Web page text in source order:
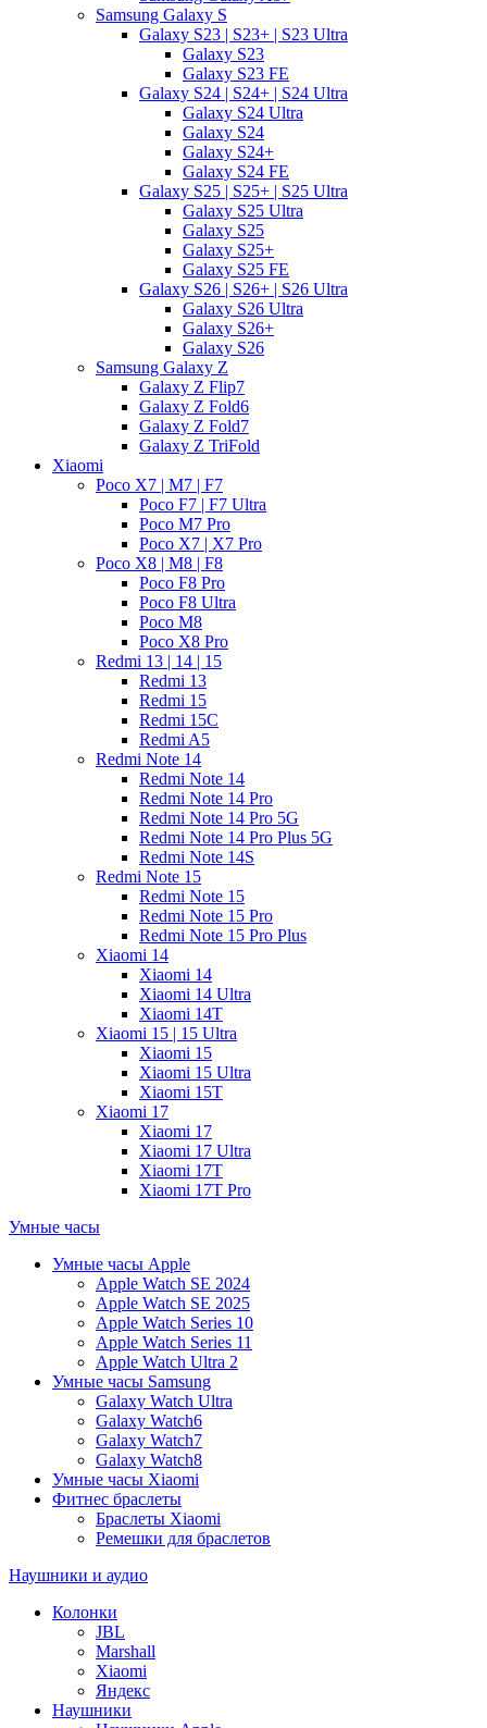
Samsung Galaxy S
Galaxy S23 | S23+ | S23 Ultra
Galaxy S23
Galaxy S23 FE
Galaxy S24 | S24+ | S24 Ultra
Galaxy S24 Ultra
Galaxy S24
Galaxy S24+
Galaxy S24 FE
Galaxy S25 | S25+ | S25 Ultra
Galaxy S25 Ultra
Galaxy S25
Galaxy S25+
Galaxy S25 FE
Galaxy S26 | S26+ | S26 Ultra
Galaxy S26 Ultra
Galaxy S26+
Galaxy S26
Samsung Galaxy Z
Galaxy Z Flip7
Galaxy Z Fold6
Galaxy Z Fold7
Galaxy Z TriFold
Xiaomi
Poco X7 | M7 | F7
Poco F7 | F7 Ultra
Poco M7 Pro
Poco X7 | X7 Pro
Poco X8 | M8 | F8
Poco F8 Pro
Poco F8 Ultra
Poco M8
Poco X8 Pro
Redmi 13 | 14 | 15
Redmi 13
Redmi 15
Redmi 15C
Redmi A5
Redmi Note 14
Redmi Note 14
Redmi Note 14 Pro
Redmi Note 14 Pro 5G
Redmi Note 14 Pro Plus 5G
Redmi Note 14S
Redmi Note 15
Redmi Note 15
Redmi Note 15 Pro
Redmi Note 15 Pro Plus
Xiaomi 14
Xiaomi 14
Xiaomi 14 Ultra
Xiaomi 14T
Xiaomi 15 | 15 Ultra
Xiaomi 15
Xiaomi 15 Ultra
Xiaomi 15T
Xiaomi 17
Xiaomi 17
Xiaomi 17 Ultra
Xiaomi 17T
Xiaomi 17T Pro
Умные часы
Умные часы Apple
Apple Watch SE 2024
Apple Watch SE 2025
Apple Watch Series 10
Apple Watch Series 11
Apple Watch Ultra 2
Умные часы Samsung
Galaxy Watch Ultra
Galaxy Watch6
Galaxy Watch7
Galaxy Watch8
Умные часы Xiaomi
Фитнес браслеты
Браслеты Xiaomi
Ремешки для браслетов
Наушники и аудио
Колонки
JBL
Marshall
Xiaomi
Яндекс
Наушники